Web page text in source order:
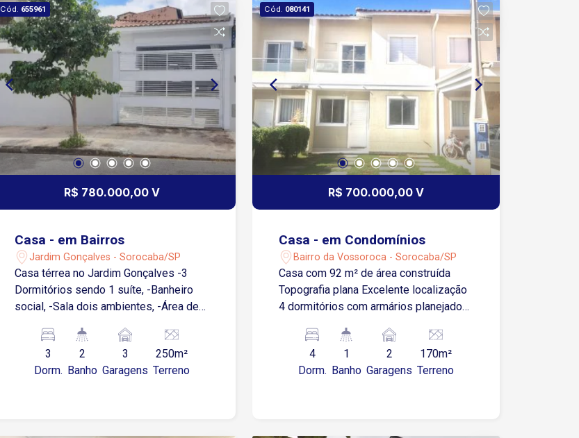
Cód. 655961
R$ 780.000,00 V
Casa - em Bairros
Jardim Gonçalves - Sorocaba/SP
Casa térrea no Jardim Gonçalves -3
Dormitórios sendo 1 suíte, -Banheiro
social, -Sala dois ambientes, -Área de
de despejo, -Banheiro, -Churrasqueira, -
Edícula: com 1 Dormitório, cozinha, sala
e banheiro social, -Portão automático, -
3
Dorm.
2
Banho
3
Garagens
250m²
Terreno
Cód. 080141
R$ 700.000,00 V
Casa - em Condomínios
Bairro da Vossoroca - Sorocaba/SP
Casa com 92 m² de área construída
Topografia plana Excelente localização
4 dormitórios com armários planejados
ambientes Lavabo Cozinha Área de
serviço Quintal Área gramada VAGAS
DE GARAGEM 2 vagas de garagem
4
Dorm.
1
Banho
2
Garagens
170m²
Terreno